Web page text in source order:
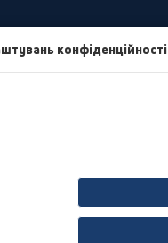
конфіденційності